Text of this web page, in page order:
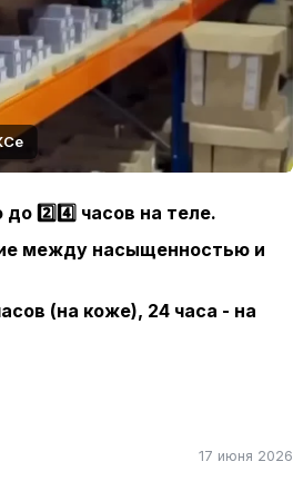
2️⃣4️⃣ часов на теле.
между насыщенностью и
(на коже), 24 часа - на
в духах от 20%.
с завода в Чехии
17 июня 2026